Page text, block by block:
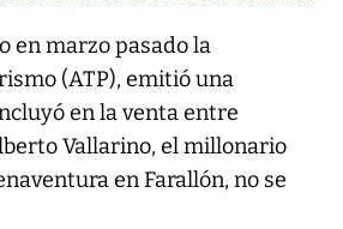
en marzo pasado la
(ATP), emitió una
en la venta entre
Vallarino, el millonario
en Farallón, no se